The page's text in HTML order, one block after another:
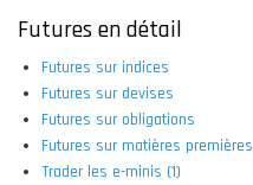
Futures en détail
Futures sur indices
Futures sur devises
Futures sur obligations
Futures sur matières premières
Trader les e-minis (1)